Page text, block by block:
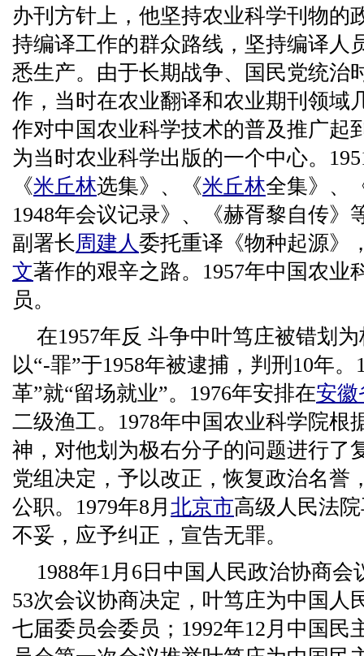
办刊方针上，他坚持农业科学刊物的
持编译工作的群众路线，坚持编译人
悉生产。由于长期战争、国民党统治
作，当时在农业翻译和农业期刊领域
作对中国农业科学技术的普及推广起
为当时农业科学出版的一个中心。
《米丘林选集》、《米丘林全集》、
1948年会议记录》、《赫胥黎自传》
副署长周建人委托重译《物种起源》
文著作的艰辛之路。1957年中国农业
员。
在1957年反 斗争中叶笃庄被错划
以“-罪”于1958年被逮捕，判刑10年
革”就“留场就业”。1976年安排在安徽
二级渔工。1978年中国农业科学院根
神，对他划为极右分子的问题进行了
党组决定，予以改正，恢复政治名誉
公职。1979年8月 北京市高级人民法
不妥，应予纠正，宣告无罪。
1988年1月6日中国人民政治协商会
53次会议协商决定，叶笃庄为中国人
七届委员会委员；1992年12月中国民